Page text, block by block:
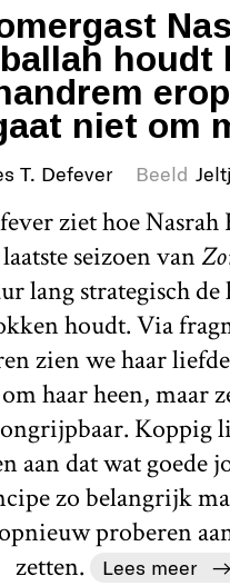
houdt
niet om
T. Defever Beeld
ziet hoe
seizoen van
lang strategisch de
houdt. Via
zien we haar
haar heen, maar
Koppig
aan dat wat goede
zo belangrijk
proberen
zetten.
Lees meer